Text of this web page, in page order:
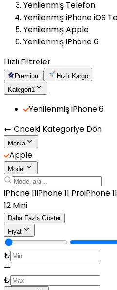
Yenilenmiş Telefon
Yenilenmiş iPhone iOS
Yenilenmiş Apple
Yenilenmiş iPhone 6
Hızlı Filtreler
Premium
Hızlı Kargo
Kategori1
Yenilenmiş iPhone 6
← Önceki Kategoriye Dön
Marka
Apple
Model
iPhone 11iPhone 11 ProiPhone
12 Mini
Daha Fazla Göster
Fiyat
₺
—
₺